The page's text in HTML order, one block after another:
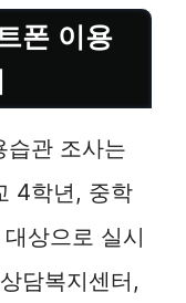
폰 이용
습관 조사는
4학년, 중학
상으로 실시
담복지센터,